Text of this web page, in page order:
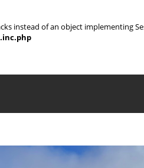
instead of an object implementing